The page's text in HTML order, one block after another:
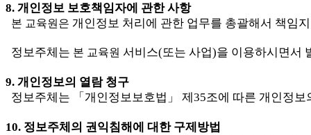
8. 개인정보 보호책임자에 관한 사항
본 교육원은 개인정보 처리에 관한 업무를 총괄해서 책임
정보주체는 본 교육원 서비스(또는 사업)을 이용하시면서
9. 개인정보의 열람 청구
정보주체는
「 개인정보보호법 」 제35조에 따른 개인정보
10. 정보주체의 권익침해에 대한 구제방법